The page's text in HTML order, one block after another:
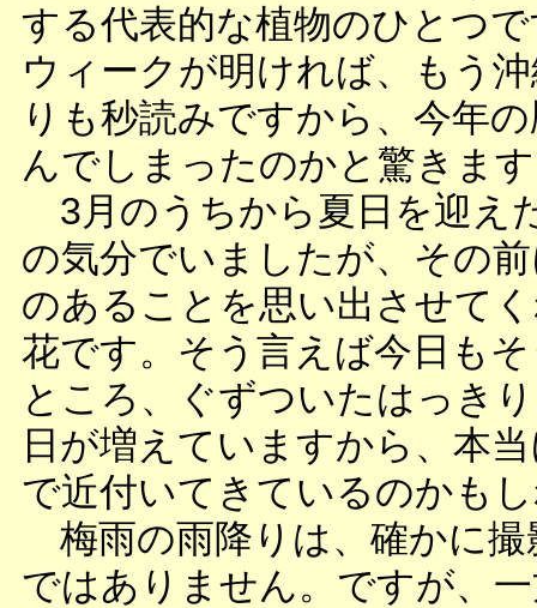
する代表的な植物のひとつ
ウィークが明ければ、もう
りも秒読みですから、今年
んでしまったのかと驚きま
3月のうちから夏日を迎え
の気分でいましたが、その
のあることを思い出させて
花です。そう言えば今日も
ところ、ぐずついたはっき
日が増えていますから、本
で近付いてきているのかも
梅雨の雨降りは、確かに撮
ではありません。ですが、